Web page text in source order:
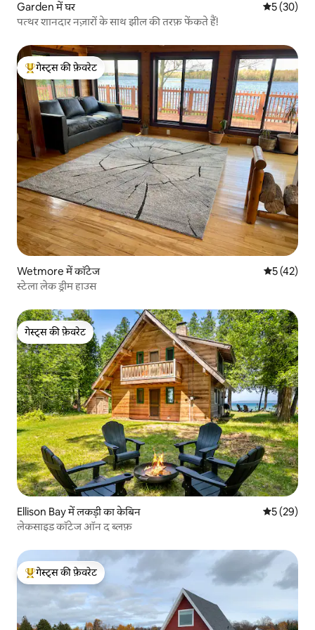
Garden में घर औसत रेटिंग
5 (30)
पत्थर शानदार नज़ारों के साथ झील की तरफ़ फेंकते हैं!
गेस्ट्स का टॉप फ़ेवरेट
गेस्ट्स की फ़ेवरेट
Wetmore में कॉटेज औसत रेटिंग
5 (42)
स्टेला लेक ड्रीम हाउस
गेस्ट्स की फ़ेवरेट
गेस्ट्स की फ़ेवरेट
Ellison Bay में लकड़ी का केबिन औसत रेटिंग
5 (29)
लेकसाइड कॉटेज ऑन द ब्लफ़
गेस्ट्स का टॉप फ़ेवरेट
गेस्ट्स की फ़ेवरेट